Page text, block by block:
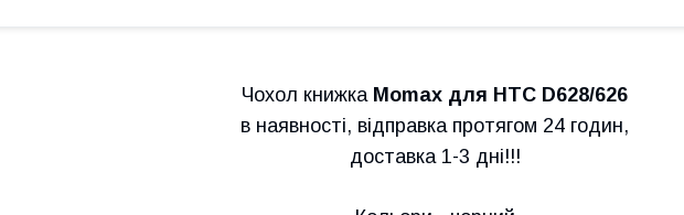
Чохол книжка Momax для HTC D628/626
в наявності, відправка протягом 24 годин,
доставка 1-3 дні!!!